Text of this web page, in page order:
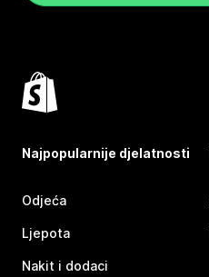
Najpopularnije djelatnosti
Odjeća
Ljepota
Nakit i dodaci